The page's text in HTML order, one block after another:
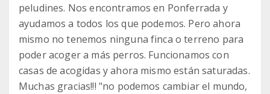
peludines. Nos encontramos en Ponferrada y
ayudamos a todos los que podemos. Pero ahora
mismo no tenemos ninguna finca o terreno para
poder acoger a más perros. Funcionamos con
casas de acogidas y ahora mismo están saturadas.
Muchas gracias!!! "no podemos cambiar el mundo,